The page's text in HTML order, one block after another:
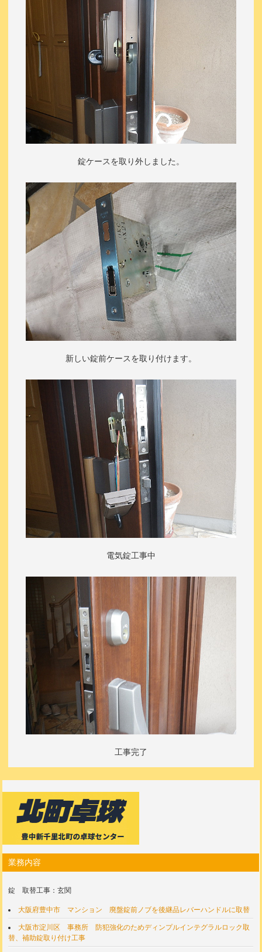
錠ケースを取り外しました。
新しい錠前ケースを取り付けます。
電気錠工事中
工事完了
業務内容
錠 取替工事：玄関
大阪府豊中市 マンション 廃盤錠前ノブを後継品レバーハンドルに取替
大阪市淀川区 事務所 防犯強化のためディンプルインテグラルロック取
替、補助錠取り付け工事